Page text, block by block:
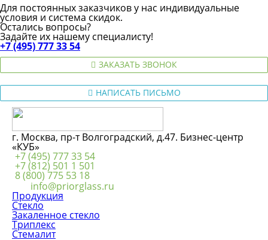
Для постоянных заказчиков у нас индивидуальные
условия и система скидок.
Остались вопросы?
Задайте их нашему специалисту!
+7 (495) 777 33 54
ЗАКАЗАТЬ ЗВОНОК
НАПИСАТЬ ПИСЬМО
г. Москва, пр-т Волгоградский, д.47. Бизнес-центр
«КУБ»
+7 (495) 777 33 54
+7 (812) 501 1 501
8 (800) 775 53 18
info@priorglass.ru
Продукция
Стекло
Закаленное стекло
Триплекс
Стемалит